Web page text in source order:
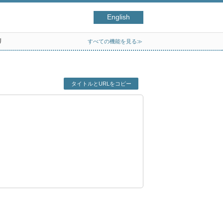
English
すべての機能を見る≫
タイトルとURLをコピー